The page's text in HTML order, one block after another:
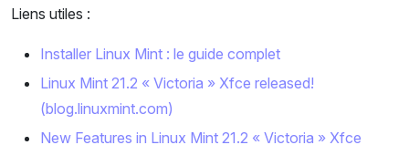
Liens utiles :
Installer Linux Mint : le guide complet
Linux Mint 21.2 « Victoria » Xfce released!
(blog.linuxmint.com)
New Features in Linux Mint 21.2 « Victoria » Xfce